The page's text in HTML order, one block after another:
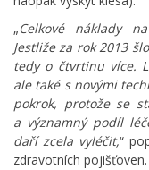
„Celkové náklady
Jestliže za rok 2013
tedy o čtvrtinu více.
ale také s novými
pokrok, protože se
a významný podíl
daří zcela vyléčit,“
zdravotních pojišťoven.